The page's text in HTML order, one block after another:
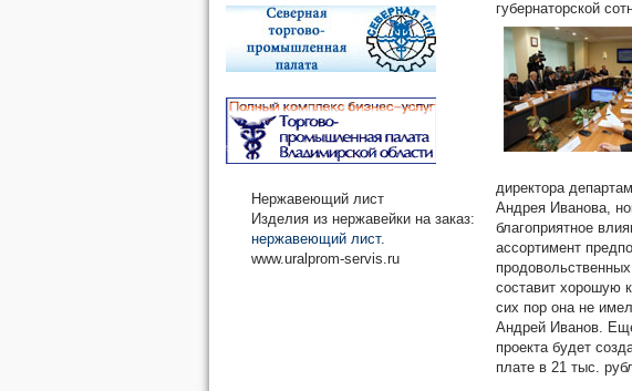
Нержавеющий лист
Изделия из нержавейки на заказ:
нержавеющий лист.
www.uralprom-servis.ru
губернаторской
директора
Андрея Иванова,
благоприятное
ассортимент
составит хорошую
сих пор она не
Андрей Иванов.
проекта будет
плате в 21 тыс.